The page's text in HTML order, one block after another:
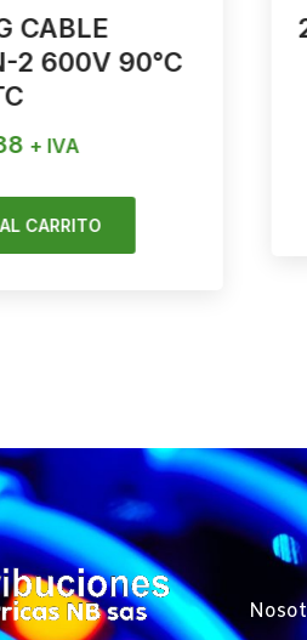
CABLE
2 600V 90°C
+ IVA
CARRITO